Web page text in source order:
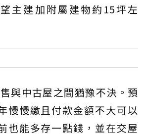
主建加附屬建物約15坪左
與中古屋之間猶豫不決。預
慢慢繳且付款金額不大可以
也能多存一點錢，並在交屋